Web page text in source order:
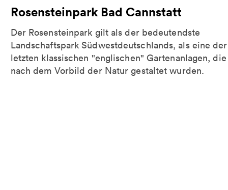
Rosensteinpark Bad Cannstatt
Der Rosensteinpark gilt als der bedeutendste
Landschaftspark Südwestdeutschlands, als eine der
letzten klassischen "englischen" Gartenanlagen, die
nach dem Vorbild der Natur gestaltet wurden.